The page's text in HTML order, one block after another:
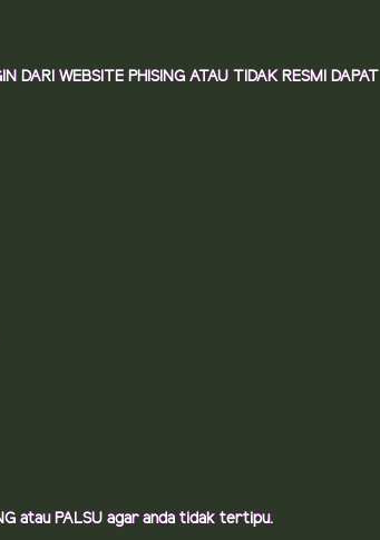
DARI WEBSITE PHISING ATAU TIDAK RESMI DAPAT
atau PALSU agar anda tidak tertipu.